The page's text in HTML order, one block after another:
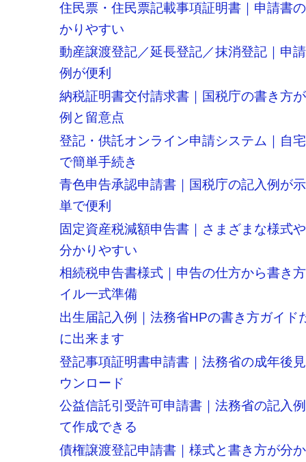
住民票・住民票記載事項証明書｜申請書
かりやすい
動産譲渡登記／延長登記／抹消登記｜申
例が便利
納税証明書交付請求書｜国税庁の書き方
例と留意点
登記・供託オンライン申請システム｜自
で簡単手続き
青色申告承認申請書｜国税庁の記入例が
単で便利
固定資産税減額申告書｜さまざまな様式
分かりやすい
相続税申告書様式｜申告の仕方から書き
イル一式準備
出生届記入例｜法務省HPの書き方ガイド
に出来ます
登記事項証明書申請書｜法務省の成年後
ウンロード
公益信託引受許可申請書｜法務省の記入
て作成できる
債権譲渡登記申請書｜様式と書き方が分